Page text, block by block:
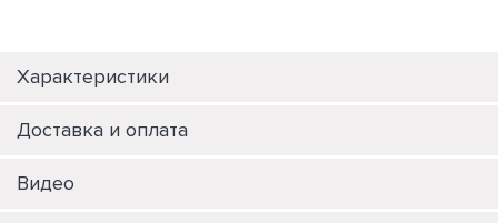
Характеристики
Доставка и оплата
Видео